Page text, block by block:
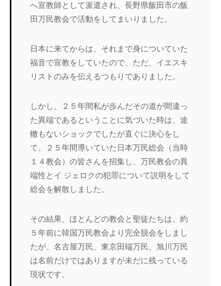
へ宣教師として派遣され、長野県飯田市の飯
田万民教会で活動をしてまいりました。
日本に来てからは、それまで身についていた
福音で宣教をしていたので、ただ、イエスキ
リストのみを伝えるつもりでありました。
しかし、２５年間私が歩んだその道が間違っ
た異端であるということに気づいた時は、途
轍もないショックでしたが直ぐに決心をし
て、２５年間導いていた日本万民総会（当時
１４教会）の皆さんを招集し、万民教会の異
端性とイ ジェロクの犯罪について説明をして
総会を解散しました。
その結果、ほとんどの教会と聖徒たちは、約
５年前に韓国万民教会より完全脱会をしまし
たが、名古屋万民、東京田端万民、旭川万民
は名前だけではありますが未だに残っている
現状です。